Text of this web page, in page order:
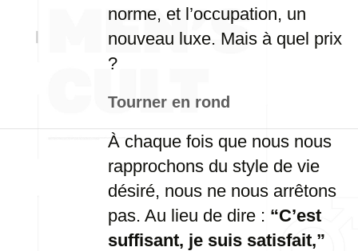
norme, et l’occupation, un
nouveau luxe. Mais à quel prix
?
Tourner en rond
À chaque fois que nous nous
rapprochons du style de vie
désiré, nous ne nous arrêtons
pas. Au lieu de dire : “C’est
suffisant, je suis satisfait,”